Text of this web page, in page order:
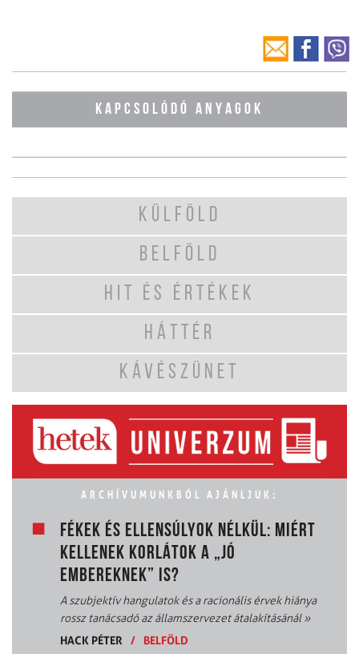
KAPCSOLÓDÓ ANYAGOK
KÜLFÖLD
BELFÖLD
HIT ÉS ÉRTÉKEK
HÁTTÉR
KÁVÉSZÜNET
ARCHÍVUMUNKBÓL AJÁNLJUK:
FÉKEK ÉS ELLENSÚLYOK NÉLKÜL: MIÉRT
KELLENEK KORLÁTOK A „JÓ
EMBEREKNEK” IS?
A szubjektív hangulatok és a racionális érvek hiánya
rossz tanácsadó az államszervezet átalakításánál»
HACK PÉTER
/ BELFÖLD